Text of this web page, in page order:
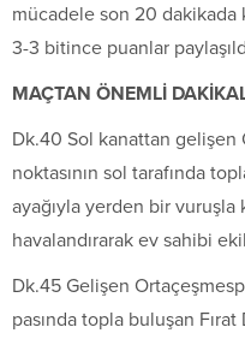
mücadele son 20
3-3 bitince puanlar
MAÇTAN ÖNEMLİ
Dk.40 Sol kanattan gelişen
noktasının sol tarafında
ayağıyla yerden bir
havalandırarak ev sahibi
Dk.45 Gelişen
pasında topla buluşan